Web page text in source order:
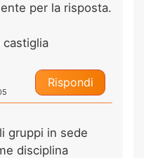
per la risposta.
castiglia
Rispondi
gruppi in sede
disciplina